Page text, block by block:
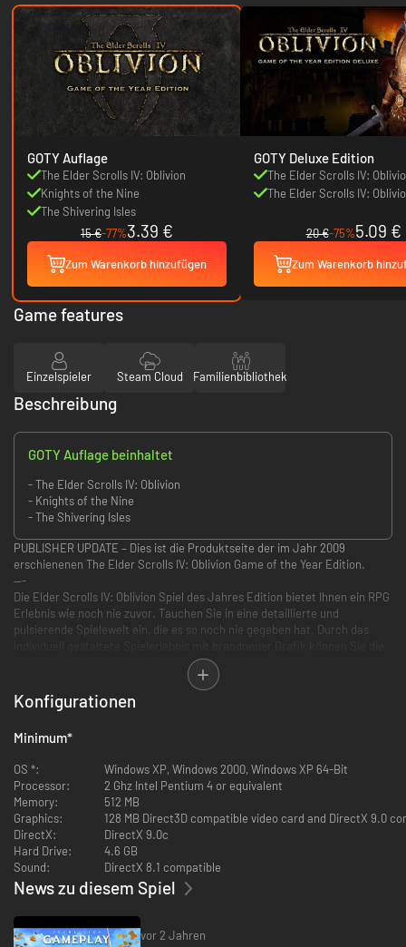
GOTY Auflage
The Elder Scrolls IV: Oblivion
Knights of the Nine
The Shivering Isles
15 €-77%3.39 €
Zum Warenkorb hinzufügen
GOTY Deluxe Edition
The Elder Scrolls IV:
The Elder Scrolls IV:
20 €-75%5.09 €
Zum Warenkorb
Game features
Einzelspieler Steam Cloud Familienbibliothek
Beschreibung
GOTY Auflage beinhaltet
- The Elder Scrolls IV: Oblivion
- Knights of the Nine
- The Shivering Isles
PUBLISHER UPDATE – Dies ist die Produktseite der im Jahr 2009
erschienenen The Elder Scrolls IV: Oblivion Game of the Year Edition.
---
Die Elder Scrolls IV: Oblivion Spiel des Jahres Edition bietet Ihnen ein RPG
Erlebnis wie noch nie zuvor. Tauchen Sie in eine detaillierte und
pulsierende Spielewelt ein, die es so noch nie gegeben hat. Durch das
Rätsel im Spiel in Ihrem eigenen Tempo lösen oder einfach die riesige
Welt erkunden und sich Ihre Herausforderungen selbst suchen.
Die Spiel des Jahres Edition beinhaltet ausserdem die Knights of the Nine
und die Shivering Isles Erweiterung mit zusätzlichen Missionen. Erleben
gewählt haben.
Leben Sie ein anderes Leben in einer völlig neuen Welt
Sie können Ihre Spielfigur ganz nach Ihrer Phantasie gestalten, vom
edlen Krieger bis zum miesen Attentäter oder runzligen Zauberer.
Handgemenge und Magie
Ein neu entwickeltes Kampf- und Magiesystem bringt Ihnen ein
am eigenen Leib erleben.
Geniale AI
Konfigurationen
Minimum*
OS *:
Windows XP, Windows 2000, Windows XP 64-Bit
Processor:
2 Ghz Intel Pentium 4 or equivalent
Memory:
512 MB
Graphics:
128 MB Direct3D compatible video card and DirectX 9.0
DirectX:
DirectX 9.0c
Hard Drive:
4.6 GB
Sound:
DirectX 8.1 compatible
News zu diesem Spiel
vor 2 Jahren